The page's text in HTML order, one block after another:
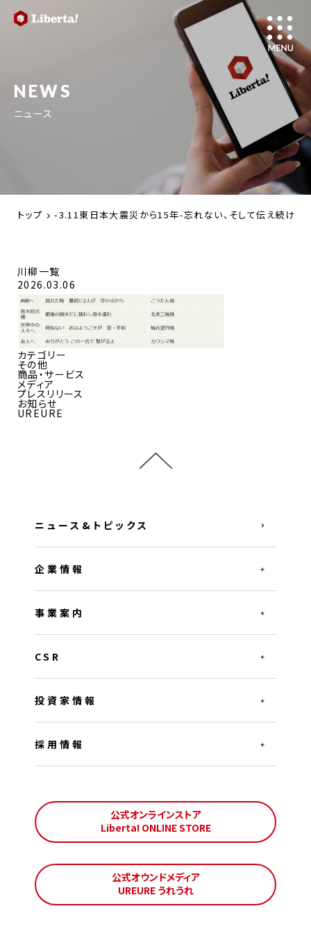
NEWS
ニュース
トップ -3.11東日本大震災から15年-忘れない、そして伝え続けよ
川柳一覧
2026.03.06
カテゴリー
その他
商品・サービス
メディア
プレスリリース
お知らせ
UREURE
ニュース&トピックス
企業情報
事業案内
CSR
投資家情報
採用情報
公式オンラインストア
Liberta! ONLINE STORE
公式オウンドメディア
UREURE うれうれ